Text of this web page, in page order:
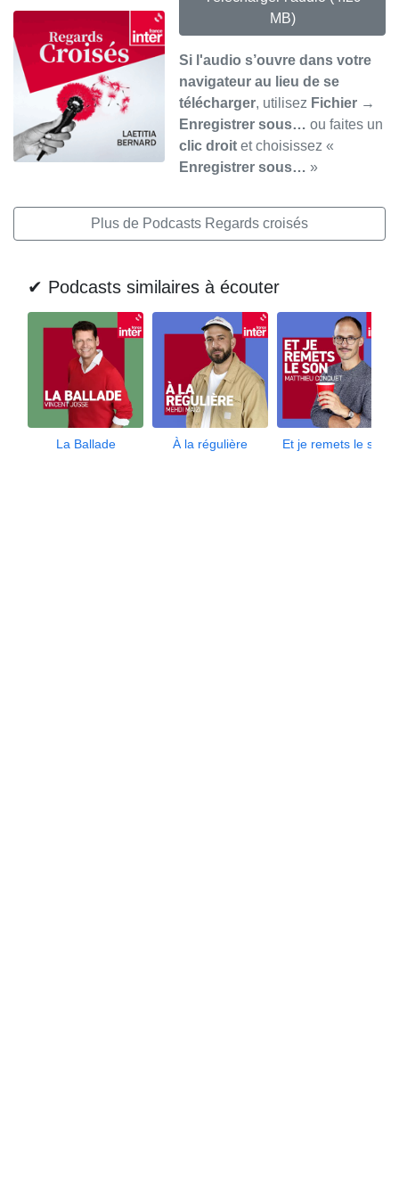
MB)
Si l'audio s’ouvre dans votre
navigateur au lieu de se
télécharger, utilisez Fichier →
Enregistrer sous… ou faites un
clic droit et choisissez «
Enregistrer sous… »
Plus de Podcasts Regards croisés
✔ Podcasts similaires à écouter
La Ballade À la régulière Et je remets le son